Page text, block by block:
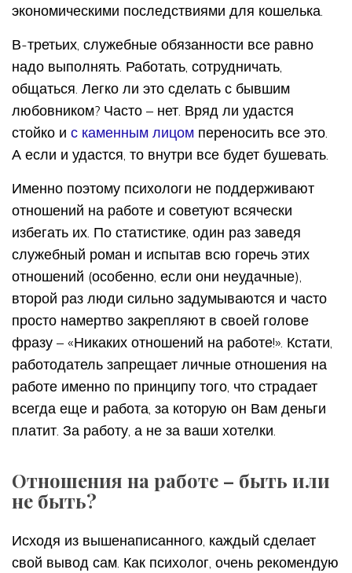
экономическими последствиями для кошелька.
В-третьих, служебные обязанности все равно
надо выполнять. Работать, сотрудничать,
общаться. Легко ли это сделать с бывшим
любовником? Часто – нет. Вряд ли удастся
стойко и с каменным лицом переносить все это.
А если и удастся, то внутри все будет бушевать.
Именно поэтому психологи не поддерживают
отношений на работе и советуют всячески
избегать их. По статистике, один раз заведя
служебный роман и испытав всю горечь этих
отношений (особенно, если они неудачные),
второй раз люди сильно задумываются и часто
просто намертво закрепляют в своей голове
фразу – «Никаких отношений на работе!». Кстати,
работодатель запрещает личные отношения на
работе именно по принципу того, что страдает
всегда еще и работа, за которую он Вам деньги
платит. За работу, а не за ваши хотелки.
Отношения на работе – быть или
не быть?
Исходя из вышенаписанного, каждый сделает
свой вывод сам. Как психолог, очень рекомендую